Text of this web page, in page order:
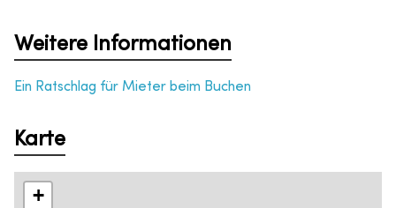
Weitere Informationen
Ein Ratschlag für Mieter beim Buchen
Karte
+